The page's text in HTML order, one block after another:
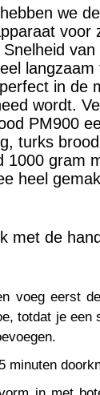
we
voor
in de
wordt.
PM900
turks
1000 gram
heel
met de
voeg eerst
totdat je
minuten